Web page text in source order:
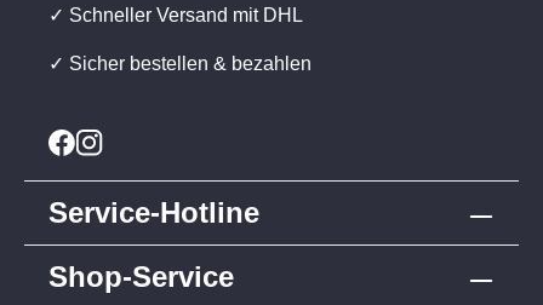
✓ Schneller Versand mit DHL
✓ Sicher bestellen & bezahlen
Service-Hotline
Shop-Service